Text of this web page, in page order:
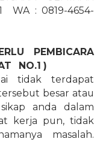
WA : 0819-4654-
PEMBICARA
NO.1 )
tidak terdapat
besar atau
anda dalam
kerja pun, tidak
masalah.